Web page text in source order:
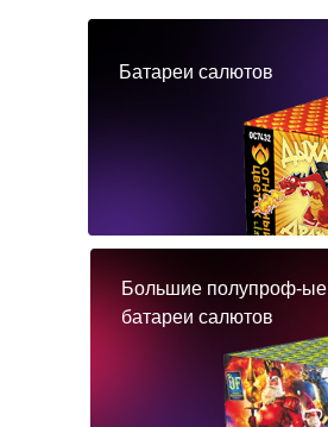
Батареи салютов
Большие полупроф-ые
батареи салютов